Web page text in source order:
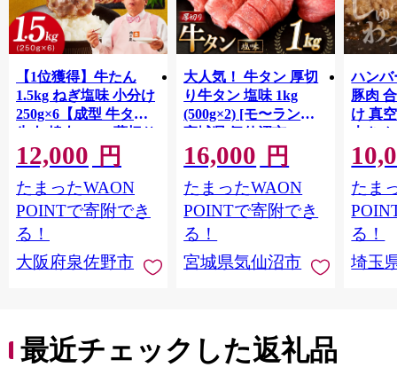
【1位獲得】牛たん
1.5kg ねぎ塩味 小分け
250g×6【成型 牛タン
牛肉 焼肉 BBQ 薄切り
ぎゅうたん スライス
訳あり サイズ不揃
い】 G4721
12,000 円
たまったWAON
POINTで寄附でき
る！
大阪府泉佐野市
大人気！ 牛タン 厚切
り牛タン 塩味 1kg
(500g×2) [モ〜ランド
宮城県 気仙沼市
20564660] 肉 牛肉 精肉
牛たん 牛タン塩 牛た
ん塩 冷凍 焼肉 BBQ ア
ウトドア バーベキュ
ー 厚切り タン
16,000 円
たまったWAON
POINTで寄附でき
る！
宮城県気仙沼市
ハンバ
豚肉
け 真
大き
保存
淡路島
ポーク
き肉
ず 惣
まみ
んのお
たま
る！
埼玉
最近チェックした返礼品